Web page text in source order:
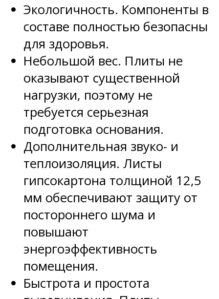
Экологичность. Компоненты в
составе полностью безопасны
для здоровья.
Небольшой вес. Плиты не
оказывают существенной
нагрузки, поэтому не
требуется серьезная
подготовка основания.
Дополнительная звуко- и
теплоизоляция. Листы
гипсокартона толщиной 12,5
мм обеспечивают защиту от
постороннего шума и
повышают
энергоэффективность
помещения.
Быстрота и простота